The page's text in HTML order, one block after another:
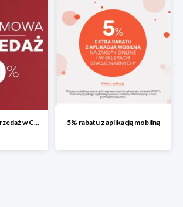
Wielka zimowa wyprzedaż w CCC do -70% 5% rabatu z aplikacją mobilną